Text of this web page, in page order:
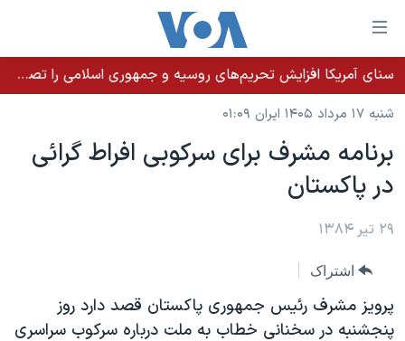
لینکهای
قابل
دسترسی
جهش
محتوای
اصلی
جهش
به
اصلی
جهش
به
خانه
نسخه سبک وب‌سایت
موضوع ها
ایران
آمریکا
گزیده‌ها
برنامه های تلویزیونی
جدول برنامه ها
صفحه‌های ویژه
عملیات خشم حماسی
فرکانس‌های صدای آمریکا
پخش رادیویی
سنای آمریکا افزایش تحریم‌های روسیه و جمهوری اسلامی را تصویب کرد؛ زلنسکی از این اقدام تشکر کرد
شنبه ۱۷ مرداد ۱۴۰۵ ایران ۰۱:۰۹
برنامه مشرف برای سرکوبی افراط گرائی
در پاکستان
۲۹ تیر ۱۳۸۴
اشتراک
پرويز مشرف رئيس جمهوری پاکستان قصد دارد روز
پنجشنبه در سخنانی خطاب به ملت درباره سرکوب سراسری